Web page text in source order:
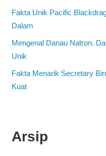
Fakta Unik Pacific
Dalam
Mengenal Danau Natron,
Unik
Fakta Menarik Secretary
Kuat
Arsip